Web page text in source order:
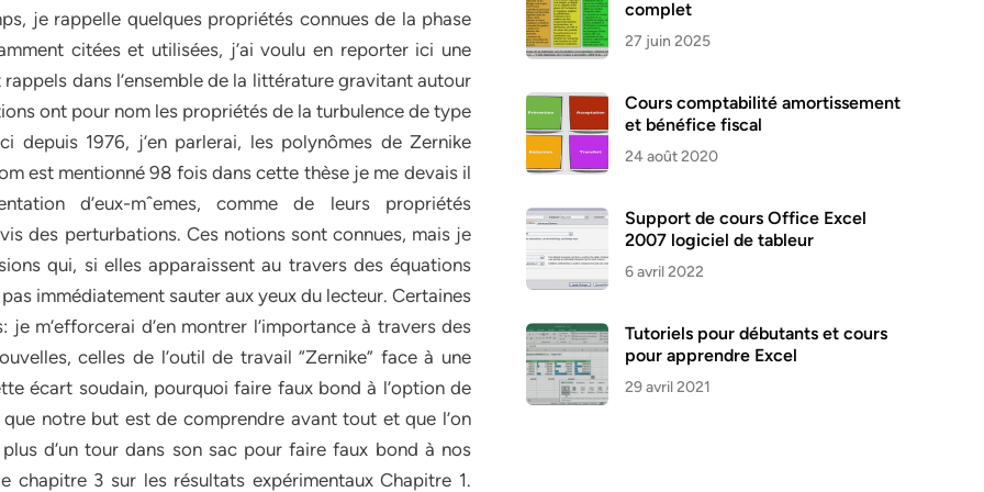
je rappelle quelques propriétés connues de la phase
citées et utilisées, j’ai voulu en reporter ici une
dans l’ensemble de la littérature gravitant autour
ont pour nom les propriétés de la turbulence de type
depuis 1976, j’en parlerai, les polynômes de Zernike
est mentionné 98 fois dans cette thèse je me devais il
d’eux-mˆemes, comme de leurs propriétés
des perturbations. Ces notions sont connues, mais je
qui, si elles apparaissent au travers des équations
immédiatement sauter aux yeux du lecteur. Certaines
m’efforcerai d’en montrer l’importance à travers des
celles de l’outil de travail “Zernike” face à une
écart soudain, pourquoi faire faux bond à l’option de
notre but est de comprendre avant tout et que l’on
d’un tour dans son sac pour faire faux bond à nos
3 sur les résultats expérimentaux Chapitre 1.
complet
27 juin 2025
Cours comptabilité amortissement
et bénéfice fiscal
24 août 2020
Support de cours Office Excel
2007 logiciel de tableur
6 avril 2022
Tutoriels pour débutants et cours
pour apprendre Excel
29 avril 2021